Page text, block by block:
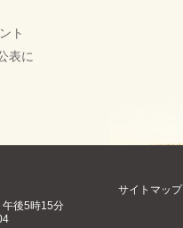
ト
表に
午後5時15分
サイトマップ